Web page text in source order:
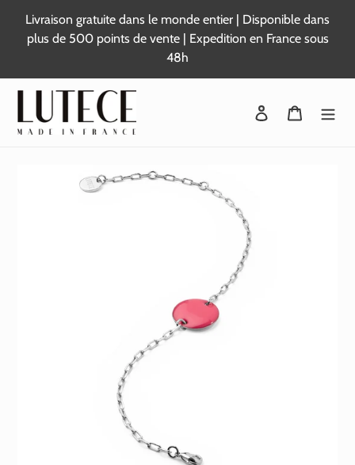
contenu
Livraison gratuite dans le monde entier | Disponible dans
plus de 500 points de vente | Expedition en France sous
48h
Se connecter
Panier